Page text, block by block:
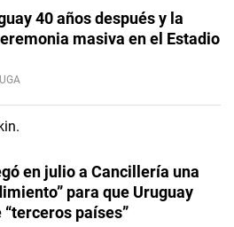
40 años después y la
masiva en el Estadio
en julio a Cancillería una
para que Uruguay
países”